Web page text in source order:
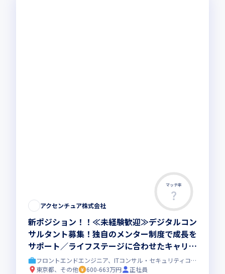
マッチ率
アクセンチュア株式会社
新ポジション！！≪未経験歓迎≫デジタルコン
サルタント募集！独自のメンター制度で成長を
サポート／ライフステージに合わせたキャリア
形成／女性育休取得率98％
フロントエンドエンジニア、ITコンサル・セキュリティコンサル
東京都、その他
600-663万円
正社員